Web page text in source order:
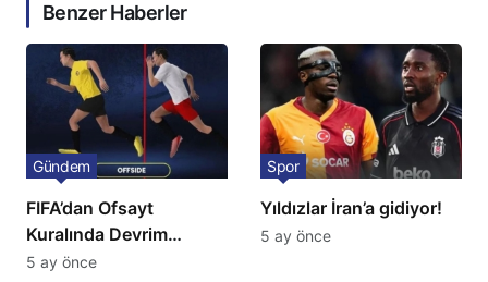
Benzer Haberler
FIFA’dan Ofsayt
Kuralında Devrim
Niteliğinde Onay
Gündem
5 ay önce
Yıldızlar İran’a gidiyor!
Spor
5 ay önce